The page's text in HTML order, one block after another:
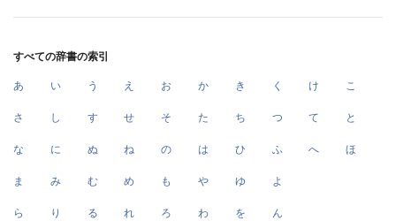
すべての辞書の索引
あ い う え お か き く け こ
さ し す せ そ た ち つ て と
な に ぬ ね の は ひ ふ へ ほ
ま み む め も や ゆ よ
ら り る れ ろ わ を ん